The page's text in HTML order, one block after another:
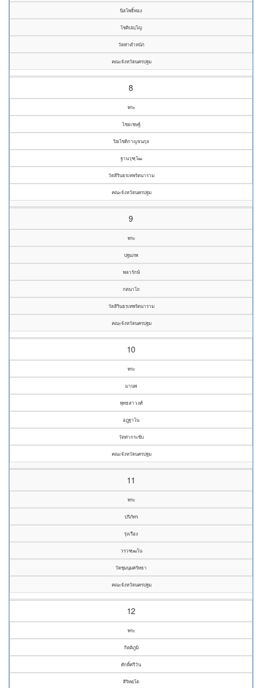
นิลโพธิ์ทอง
โชติปญฺโญ
วัดท่าตำหนัก
คณะจังหวัดนครปฐม
8
พระ
ไชยเชษฐ์
ปิยโชติกาญจนกุล
ฐานวุฑฺโฒ
วัดสิรินธรเทพรัตนาราม
คณะจังหวัดนครปฐม
9
พระ
ปฐมภพ
พลารักษ์
กตนาโถ
วัดสิรินธรเทพรัตนาราม
คณะจังหวัดนครปฐม
10
พระ
มานพ
พุทธสาวงศ์
อฎฺฐาโน
วัดท่ากระชับ
คณะจังหวัดนครปฐม
11
พระ
ปริภัทร
รุ่งเรือง
วรวฑฺฒโน
วัดชุมนุมศรัทธา
คณะจังหวัดนครปฐม
12
พระ
กิตติภูมิ
ศักดิ์ศรีวัน
สิริทตฺโต